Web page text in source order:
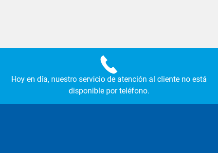
Hoy en día, nuestro servicio de atención al cliente no está
disponible por teléfono.